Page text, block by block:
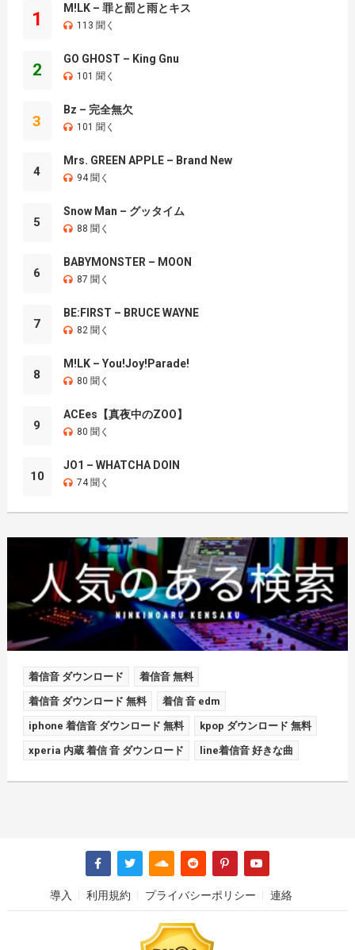
1
M!LK – 罪と罰と雨とキス
113 聞く
2
GO GHOST – King Gnu
101 聞く
3
Bz – 完全無欠
101 聞く
4
Mrs. GREEN APPLE – Brand New
94 聞く
5
Snow Man – グッタイム
88 聞く
6
BABYMONSTER – MOON
87 聞く
7
BE:FIRST – BRUCE WAYNE
82 聞く
8
M!LK – You!Joy!Parade!
80 聞く
9
ACEes【真夜中のZOO】
80 聞く
10
JO1 – WHATCHA DOIN
74 聞く
着信音 ダウンロード 着信音 無料
着信音 ダウンロード 無料 着信 音 edm
iphone 着信音 ダウンロード 無料 kpop ダウンロード 無料
xperia 内蔵 着信 音 ダウンロード line着信音 好きな曲
導入 利用規約 プライバシーポリシー 連絡